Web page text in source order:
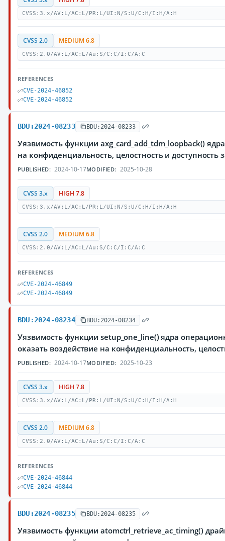
CVSS:3.x/AV:L/AC:L/PR:L/UI:N/S:U/C:H/I:H/A:H
CVSS 2.0 MEDIUM 6.8
CVSS:2.0/AV:L/AC:L/Au:S/C:C/I:C/A:C
REFERENCES
CVE-2024-46852
CVE-2024-46852
BDU:2024-08233 BDU:2024-08233
Уязвимость функции axg_card_add_tdm_loopback()
на конфиденциальность, целостность и
PUBLISHED: 2024-10-17MODIFIED: 2025-10-28
CVSS 3.x HIGH 7.8
CVSS:3.x/AV:L/AC:L/PR:L/UI:N/S:U/C:H/I:H/A:H
CVSS 2.0 MEDIUM 6.8
CVSS:2.0/AV:L/AC:L/Au:S/C:C/I:C/A:C
REFERENCES
CVE-2024-46849
CVE-2024-46849
BDU:2024-08234 BDU:2024-08234
Уязвимость функции setup_one_line() ядра
оказать воздействие на конфиденциальность,
PUBLISHED: 2024-10-17MODIFIED: 2025-10-23
CVSS 3.x HIGH 7.8
CVSS:3.x/AV:L/AC:L/PR:L/UI:N/S:U/C:H/I:H/A:H
CVSS 2.0 MEDIUM 6.8
CVSS:2.0/AV:L/AC:L/Au:S/C:C/I:C/A:C
REFERENCES
CVE-2024-46844
CVE-2024-46844
BDU:2024-08235 BDU:2024-08235
Уязвимость функции atomctrl_retrieve_ac_timing()